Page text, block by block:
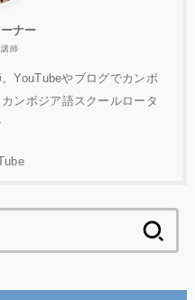
ナー
師
YouTubeやブログでカンボ
ンボジア語スクールロータ
: